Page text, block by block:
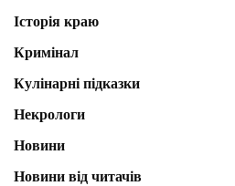
Історія краю
Кримінал
Кулінарні підказки
Некрологи
Новини
Новини від читачів